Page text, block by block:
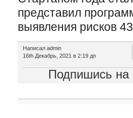
представил
выявления рисков
Написал admin
16th Декабрь, 2021 в 2:19 дп
Подпишись на